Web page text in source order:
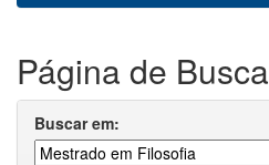
Página de Busca
Buscar em: